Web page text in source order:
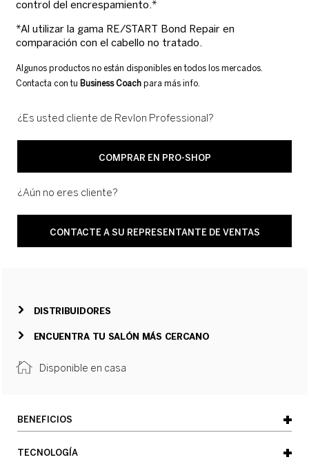
control del encrespamiento.*
*Al utilizar la gama RE/START Bond Repair en
comparación con el cabello no tratado.
Algunos productos no están disponibles en todos los mercados.
Contacta con tu Business Coach para más info.
¿Es usted cliente de Revlon Professional?
COMPRAR EN PRO-SHOP
¿Aún no eres cliente?
CONTACTE A SU REPRESENTANTE DE VENTAS
DISTRIBUIDORES
ENCUENTRA TU SALÓN MÁS CERCANO
Disponible en casa
BENEFICIOS
TECNOLOGÍA